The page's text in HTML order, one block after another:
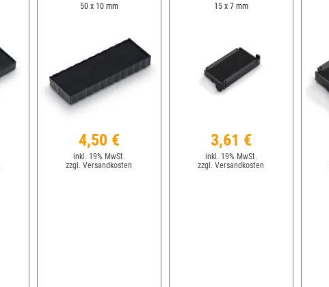
50 x 10 mm
4,50 €
inkl. 19% MwSt.
zzgl. Versandkosten
15 x 7 mm
3,61 €
inkl. 19% MwSt.
zzgl. Versandkosten